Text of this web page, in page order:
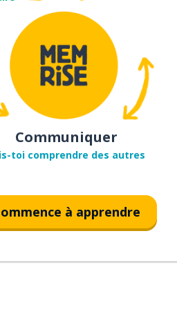
Communiquer
toi comprendre des autres
à apprendre